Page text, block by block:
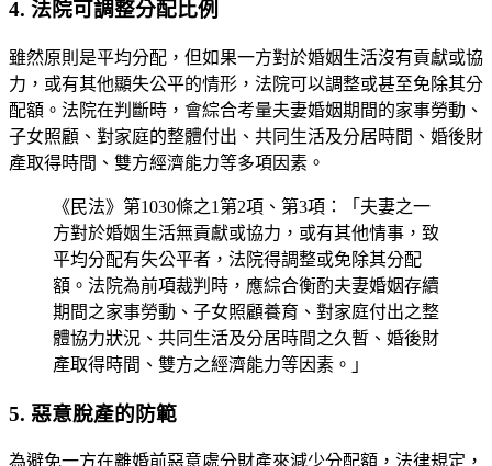
4. 法院可調整分配比例
雖然原則是平均分配，但如果一方對於婚姻生活沒有貢獻或協
力，或有其他顯失公平的情形，法院可以調整或甚至免除其分
配額。法院在判斷時，會綜合考量夫妻婚姻期間的家事勞動、
子女照顧、對家庭的整體付出、共同生活及分居時間、婚後財
產取得時間、雙方經濟能力等多項因素。
《民法》第1030條之1第2項、第3項：「夫妻之一
方對於婚姻生活無貢獻或協力，或有其他情事，致
平均分配有失公平者，法院得調整或免除其分配
額。法院為前項裁判時，應綜合衡酌夫妻婚姻存續
期間之家事勞動、子女照顧養育、對家庭付出之整
體協力狀況、共同生活及分居時間之久暫、婚後財
產取得時間、雙方之經濟能力等因素。」
5. 惡意脫產的防範
為避免一方在離婚前惡意處分財產來減少分配額，法律規定，